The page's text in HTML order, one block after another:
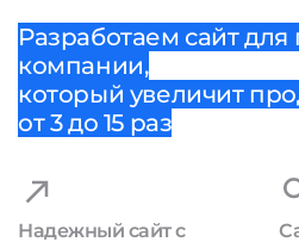
Разработаем сайт для
компании,
который увеличит
от 3 до 15 раз
Надежный сайт с